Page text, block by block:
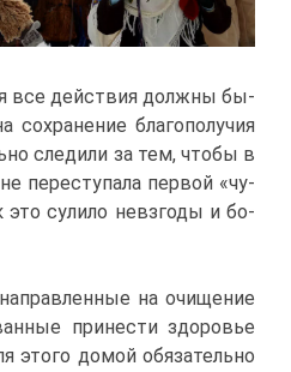
все дей­ствия долж­ны бы­
со­хра­не­ние бла­го­по­лу­чия
сле­ди­ли за тем, что­бы в
пе­ре­сту­па­ла пер­вой «чу­
су­ли­ло невзго­ды и бо­
на очи­ще­ние
при­не­сти здо­ро­вье
это­го до­мой обя­за­тель­но